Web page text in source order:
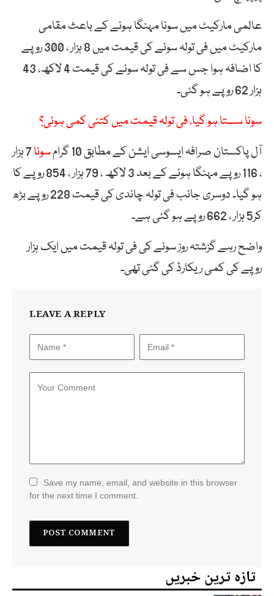
عالمی مارکیٹ میں سونا مہنگا ہونے کے باعث مقامی
مارکیٹ میں فی تولہ سونے کی قیمت میں 8 ہزار ، 300 روپے
کا اضافہ ہوا جس سے فی تولہ سونے کی قیمت 4 لاکھ، 43
ہزار 62 روپے ہو گئی۔
سونا سستا ہو گیا، فی تولہ قیمت میں کتنی کمی ہوئی؟
آل پاکستان صرافہ ایسوسی ایشن کے مطابق 10 گرام
سونا 7 ہزار
، 116 روپے مہنگا ہونے کے بعد 3 لاکھ ، 79 ہزار ، 854 روپے کا
ہو گیا۔ دوسری جانب فی تولہ چاندی کی قیمت 228 روپے بڑھ
کر5 ہزار ، 662 روپے ہو گئی ہے۔
واضح رہے گزشتہ روز سونے کی فی تولہ قیمت میں ایک ہزار
روپے کی کمی ریکارڈ کی گئی تھی۔
LEAVE A REPLY
Save my name, email, and website in this browser
for the next time I comment.
تازہ ترین خبریں